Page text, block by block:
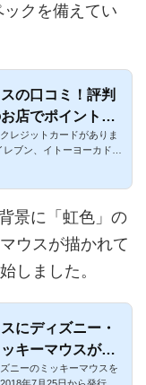
クを備えてい
の口コミ！評判
店でポイントが
レジットカードがありま
ブン、イトーヨーカド
景に「虹色」の
ウスが描かれて
しました。
にディズニー・
キーマウスが可
はなし
ニーのミッキーマウスを
年7月25日から発行開